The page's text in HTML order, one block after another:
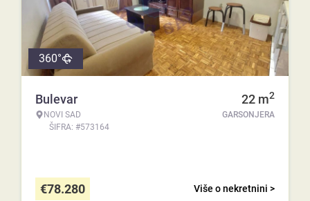
360°
Bulevar
NOVI SAD
ŠIFRA: #573164
22 m2
GARSONJERA
Više o nekretnini >
€78.280